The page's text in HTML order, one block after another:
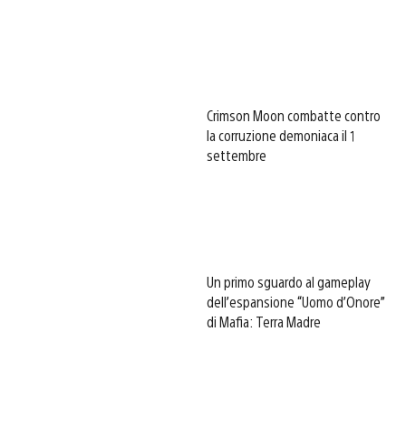
Crimson Moon combatte contro
la corruzione demoniaca il 1
settembre
Un primo sguardo al gameplay
dell’espansione “Uomo d’Onore”
di Mafia: Terra Madre